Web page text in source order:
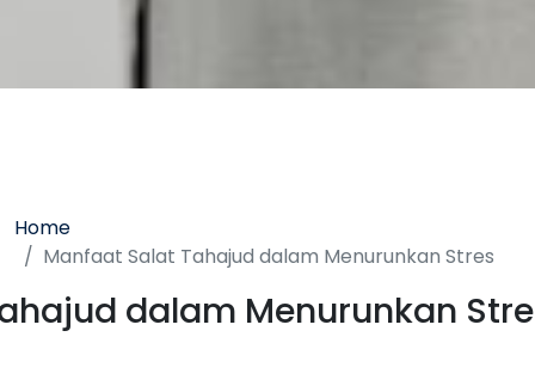
Home
Manfaat Salat Tahajud dalam Menurunkan Stres
dalam Menurunkan